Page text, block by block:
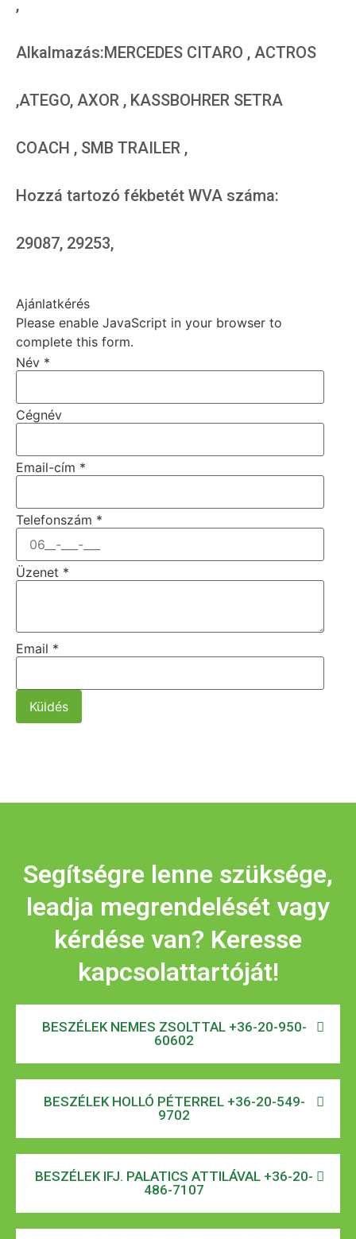
,
Alkalmazás:MERCEDES CITARO , ACTROS
,ATEGO, AXOR , KASSBOHRER SETRA
COACH , SMB TRAILER ,
Hozzá tartozó fékbetét WVA száma:
29087, 29253,
Ajánlatkérés
Please enable JavaScript in your browser to
complete this form.
Név *
Cégnév
Email-cím *
Telefonszám *
Üzenet *
Email *
Küldés
Segítségre lenne szüksége,
leadja megrendelését vagy
kérdése van? Keresse
kapcsolattartóját!
BESZÉLEK NEMES ZSOLTTAL +36-20-950-
60602
BESZÉLEK HOLLÓ PÉTERREL +36-20-549-
9702
BESZÉLEK IFJ. PALATICS ATTILÁVAL +36-20-
486-7107